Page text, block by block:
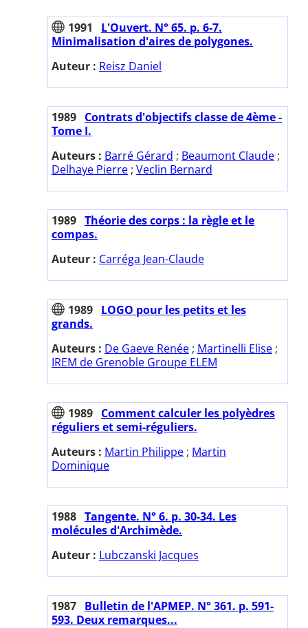
1991
L'Ouvert. N° 65. p. 6-7.
Minimalisation d'aires de polygones.
Auteur : Reisz Daniel
1989 Contrats d'objectifs classe de 4ème -
Tome I.
Auteurs : Barré Gérard ; Beaumont Claude ;
Delhaye Pierre ; Veclin Bernard
1989 Théorie des corps : la règle et le
compas.
Auteur : Carréga Jean-Claude
1989 LOGO pour les petits et les
grands.
Auteurs : De Gaeve Renée ; Martinelli Elise ;
IREM de Grenoble Groupe ELEM
1989 Comment calculer les polyèdres
réguliers et semi-réguliers.
Auteurs : Martin Philippe ; Martin
Dominique
1988 Tangente. N° 6. p. 30-34. Les
molécules d'Archimède.
Auteur : Lubczanski Jacques
1987 Bulletin de l'APMEP. N° 361. p. 591-
593. Deux remarques...